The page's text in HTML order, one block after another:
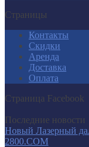
Страницы
Контакты
Скидки
Аренда
Доставка
Оплата
Страница Facebook
Последние новости
Новый Лазерный
2800.COM